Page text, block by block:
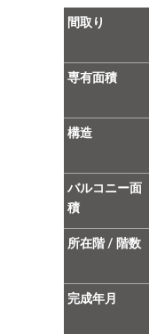
間取り
専有面積
構造
バルコニー面
積
所在階 / 階数
完成年月